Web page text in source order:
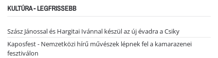
KULTÚRA - LEGFRISSEBB
Szász Jánossal és Hargitai Ivánnal készül az új évadra a Csiky
Kaposfest - Nemzetközi hírű művészek lépnek fel a kamarazenei
fesztiválon